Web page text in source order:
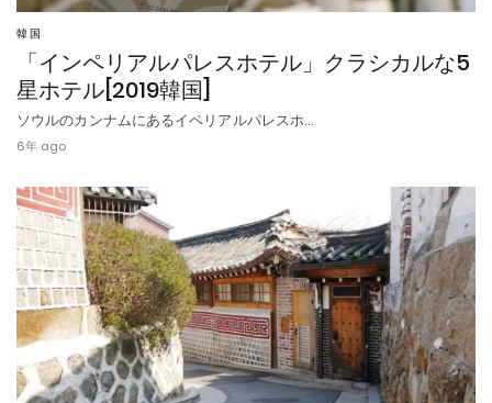
韓国
「インペリアルパレスホテル」クラシカルな5
星ホテル[2019韓国]
ソウルのカンナムにあるイペリアルパレスホ…
6年 ago